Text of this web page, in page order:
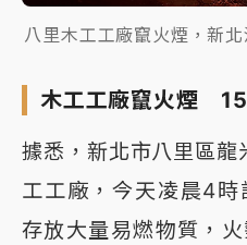
八里木工工廠竄火煙，新
木工工廠竄火煙
據悉，新北市八里區龍
工工廠，今天凌晨4
存放大量易燃物質，